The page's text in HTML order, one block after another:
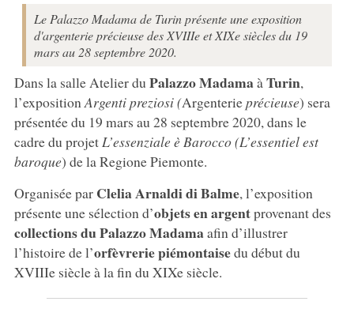
Le Palazzo Madama de Turin présente une exposition
d'argenterie précieuse des XVIIIe et XIXe siècles du 19
mars au 28 septembre 2020.
Dans la salle Atelier du Palazzo Madamaà Turin,
l’exposition Argenti preziosi (Argenterieprécieuse) sera
présentée du 19 mars au 28 septembre 2020, dans le
cadre du projetL’essenziale è Barocco (L’essentiel est
baroque) de la Regione Piemonte.
Organisée parClelia Arnaldi di Balme, l’exposition
présente une sélection d’objets en argentprovenant des
collections du Palazzo Madamaafin d’illustrer
l’histoire de l’orfèvrerie piémontaisedu début du
XVIIIe siècle à la fin du XIXe siècle.